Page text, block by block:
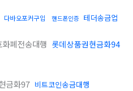
다바오포커구입 핸드폰인증 테더송금업
화폐전송대행 롯데상품권현금화94
금화97 비트코인송금대행